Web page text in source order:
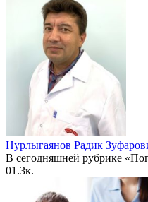
Нурлыгаянов Радик
В сегодняшней рубрике
01.3к.